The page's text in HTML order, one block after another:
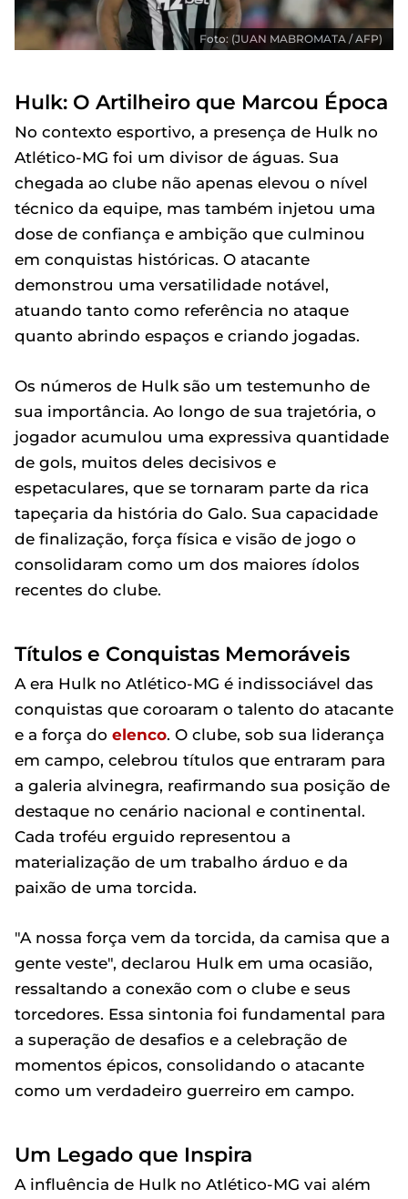
Foto: (JUAN MABROMATA / AFP)
Hulk: O Artilheiro que Marcou Época
No contexto esportivo, a presença de Hulk no
Atlético-MG foi um divisor de águas. Sua
chegada ao clube não apenas elevou o nível
técnico da equipe, mas também injetou uma
dose de confiança e ambição que culminou
em conquistas históricas. O atacante
demonstrou uma versatilidade notável,
atuando tanto como referência no ataque
quanto abrindo espaços e criando jogadas.
Os números de Hulk são um testemunho de
sua importância. Ao longo de sua trajetória, o
jogador acumulou uma expressiva quantidade
de gols, muitos deles decisivos e
espetaculares, que se tornaram parte da rica
tapeçaria da história do Galo. Sua capacidade
de finalização, força física e visão de jogo o
consolidaram como um dos maiores ídolos
recentes do clube.
Títulos e Conquistas Memoráveis
A era Hulk no Atlético-MG é indissociável das
conquistas que coroaram o talento do atacante
e a força do elenco. O clube, sob sua liderança
em campo, celebrou títulos que entraram para
a galeria alvinegra, reafirmando sua posição de
destaque no cenário nacional e continental.
Cada troféu erguido representou a
materialização de um trabalho árduo e da
paixão de uma torcida.
"A nossa força vem da torcida, da camisa que a
gente veste", declarou Hulk em uma ocasião,
ressaltando a conexão com o clube e seus
torcedores. Essa sintonia foi fundamental para
a superação de desafios e a celebração de
momentos épicos, consolidando o atacante
como um verdadeiro guerreiro em campo.
Um Legado que Inspira
A influência de Hulk no Atlético-MG vai além